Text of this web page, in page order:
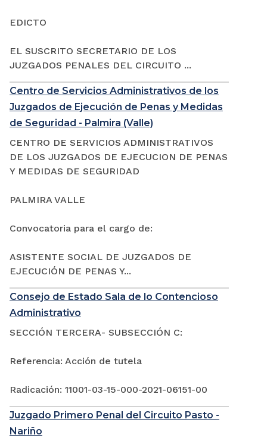
EDICTO
EL SUSCRITO SECRETARIO DE LOS
JUZGADOS PENALES DEL CIRCUITO ...
Centro de Servicios Administrativos de los
Juzgados de Ejecución de Penas y Medidas
de Seguridad - Palmira (Valle)
CENTRO DE SERVICIOS ADMINISTRATIVOS
DE LOS JUZGADOS DE EJECUCION DE PENAS
Y MEDIDAS DE SEGURIDAD
PALMIRA VALLE
Convocatoria para el cargo de:
ASISTENTE SOCIAL DE JUZGADOS DE
EJECUCIÓN DE PENAS Y...
Consejo de Estado Sala de lo Contencioso
Administrativo
SECCIÓN TERCERA- SUBSECCIÓN C:
Referencia: Acción de tutela
Radicación: 11001-03-15-000-2021-06151-00
Juzgado Primero Penal del Circuito Pasto -
Nariño